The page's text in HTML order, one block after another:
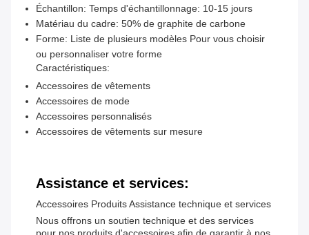
Échantillon: Temps d'échantillonnage: 10-15 jours
Matériau du cadre: 50% de graphite de carbone
Forme: Liste de plusieurs modèles Pour vous choisir
ou personnaliser votre forme
Caractéristiques:
Accessoires de vêtements
Accessoires de mode
Accessoires personnalisés
Accessoires de vêtements sur mesure
Assistance et services:
Accessoires Produits Assistance technique et services
Nous offrons un soutien technique et des services